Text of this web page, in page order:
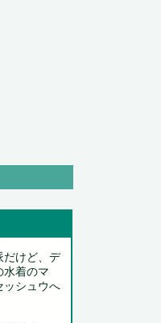
だけど、デ
水着のマ
ッシュウへ